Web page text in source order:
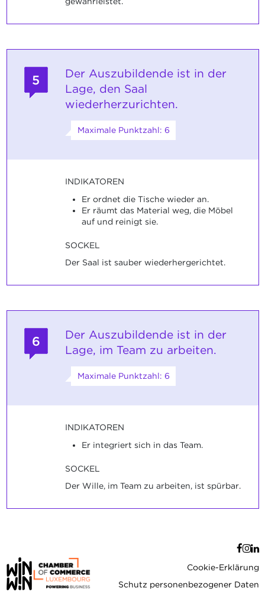
5
Der Auszubildende ist in der
Lage, den Saal
wiederherzurichten.
Maximale Punktzahl: 6
INDIKATOREN
Er ordnet die Tische wieder an.
Er räumt das Material weg, die Möbel
auf und reinigt sie.
SOCKEL
Der Saal ist sauber wiederhergerichtet.
6
Der Auszubildende ist in der
Lage, im Team zu arbeiten.
Maximale Punktzahl: 6
INDIKATOREN
Er integriert sich in das Team.
SOCKEL
Der Wille, im Team zu arbeiten, ist spürbar.
Cookie-Erklärung
Schutz personenbezogener Daten